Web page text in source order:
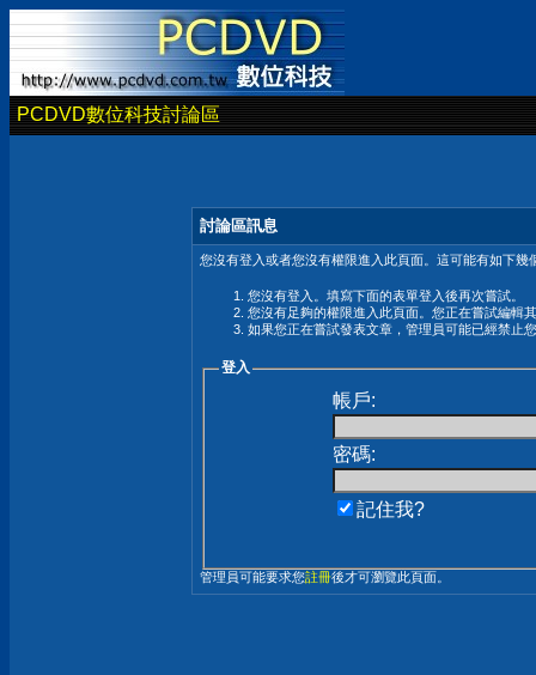
PCDVD數位科技討論區
討論區訊息
您沒有登入或者您沒有權限進入此頁面。這可能有如下幾
您沒有登入。填寫下面的表單登入後再次嘗試。
您沒有足夠的權限進入此頁面。您正在嘗試編輯
如果您正在嘗試發表文章，管理員可能已經禁止
登入
帳戶:
密碼:
記住我?
管理員可能要求您註冊後才可瀏覽此頁面。